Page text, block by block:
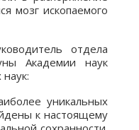
мозг ископаемого
отдела
Академии наук
уникальных
к настоящему